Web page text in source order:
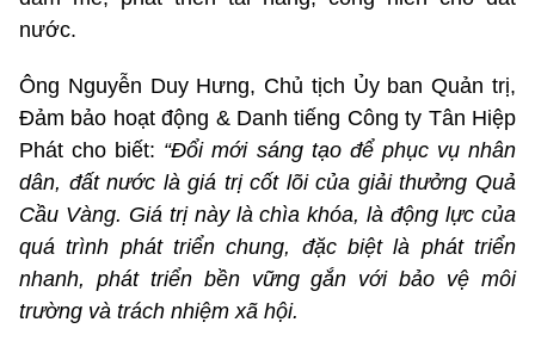
nước.
Ông Nguyễn Duy Hưng, Chủ tịch Ủy ban Quản trị,
Đảm bảo hoạt động & Danh tiếng Công ty Tân Hiệp
Phát cho biết: “Đổi mới sáng tạo để phục vụ nhân
dân, đất nước là giá trị cốt lõi của giải thưởng Quả
Cầu Vàng. Giá trị này là chìa khóa, là động lực của
quá trình phát triển chung, đặc biệt là phát triển
nhanh, phát triển bền vững gắn với bảo vệ môi
trường và trách nhiệm xã hội.